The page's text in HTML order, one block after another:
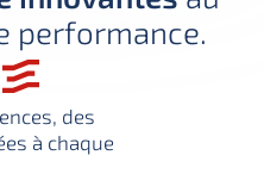
performance.
des
à chaque